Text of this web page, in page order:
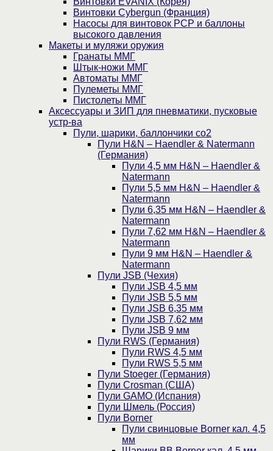
Винтовки Cybergun (Франция)
Насосы для винтовок PCP и баллоны
высокого давления
Макеты и муляжи оружия
Гранаты ММГ
Штык-ножи ММГ
Автоматы ММГ
Пулеметы ММГ
Пистолеты ММГ
Аксессуары и ЗИП для пневматики, пусковые
устр-ва
Пули, шарики, баллончики со2
Пули H&N – Haendler & Natermann
(Германия)
Пули 4,5 мм H&N – Haendler &
Natermann
Пули 5,5 мм H&N – Haendler &
Natermann
Пули 6,35 мм H&N – Haendler &
Natermann
Пули 7,62 мм H&N – Haendler &
Natermann
Пули 9 мм H&N – Haendler &
Natermann
Пули JSB (Чехия)
Пули JSB 4,5 мм
Пули JSB 5,5 мм
Пули JSB 6,35 мм
Пули JSB 7,62 мм
Пули JSB 9 мм
Пули RWS (Германия)
Пули RWS 4,5 мм
Пули RWS 5,5 мм
Пули Stoeger (Германия)
Пули Crosman (США)
Пули GAMO (Испания)
Пули Шмель (Россия)
Пули Borner
Пули свинцовые Borner кал. 4,5
мм